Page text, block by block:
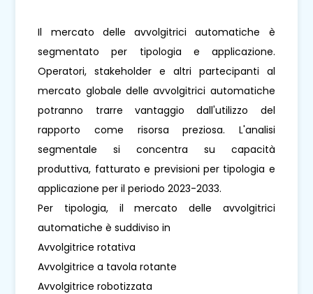
Il mercato delle avvolgitrici automatiche è
segmentato per tipologia e applicazione.
Operatori, stakeholder e altri partecipanti al
mercato globale delle avvolgitrici automatiche
potranno trarre vantaggio dall'utilizzo del
rapporto come risorsa preziosa. L'analisi
segmentale si concentra su capacità
produttiva, fatturato e previsioni per tipologia e
applicazione per il periodo 2023-2033.
Per tipologia, il mercato delle avvolgitrici
automatiche è suddiviso in
Avvolgitrice rotativa
Avvolgitrice a tavola rotante
Avvolgitrice robotizzata